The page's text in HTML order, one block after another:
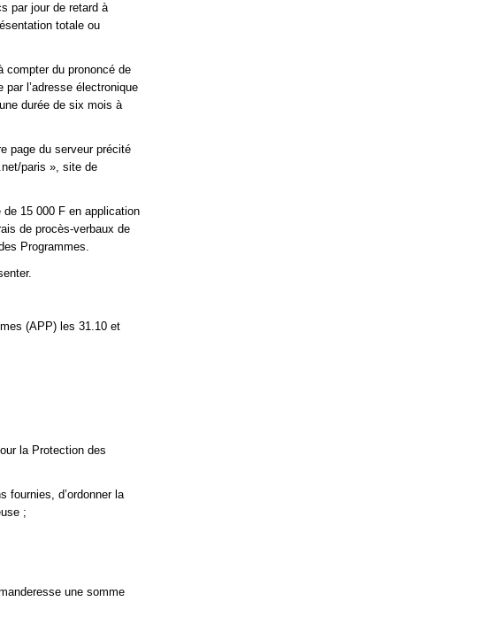
par jour de retard à
totale ou
compter du prononcé de
l’adresse électronique
durée de six mois à
page du serveur précité
paris », site de
15 000 F en application
de procès-verbaux de
Programmes.
(APP) les 31.10 et
la Protection des
fournies, d’ordonner la
;
une somme